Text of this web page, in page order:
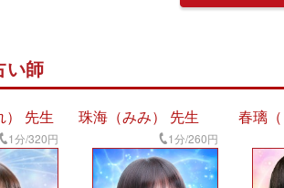
い師
） 先生
1分/320円
珠海（みみ） 先生
1分/260円
春璃